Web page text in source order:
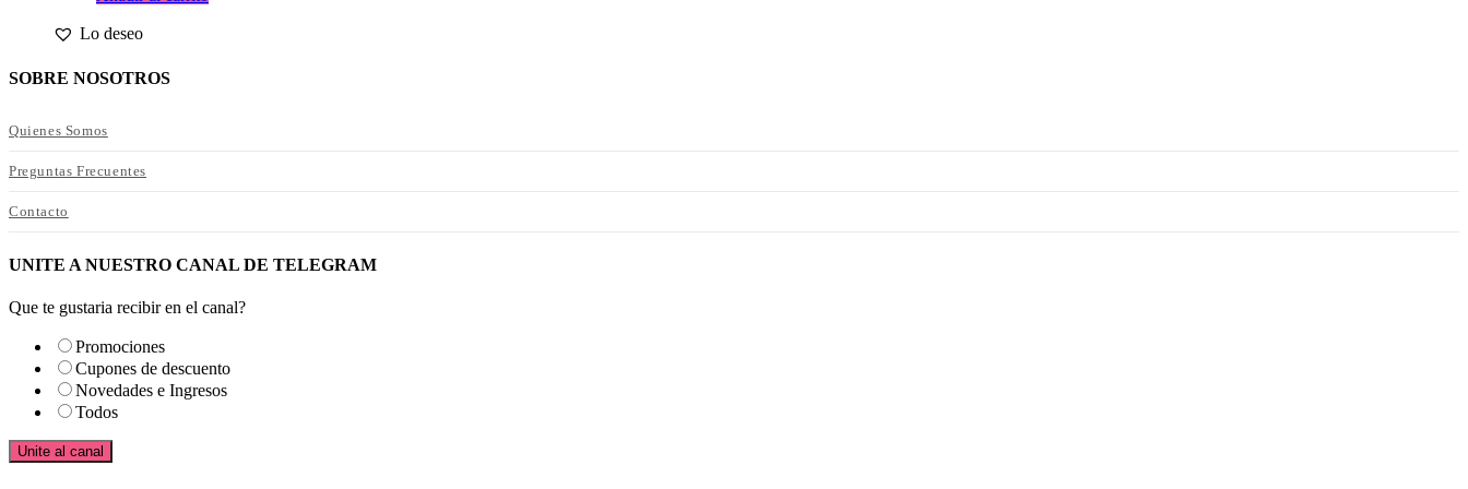
Lo deseo
SOBRE NOSOTROS
Quienes Somos
Preguntas Frecuentes
Contacto
UNITE A NUESTRO CANAL DE TELEGRAM
Que te gustaria recibir en el canal?
Promociones
Cupones de descuento
Novedades e Ingresos
Todos
Unite al canal